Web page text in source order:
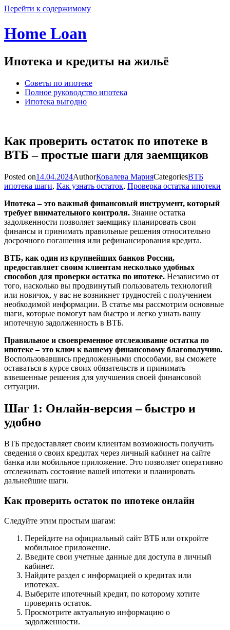
Перейти к содержимому
Home Loan
Ипотека и кредиты на жильё
Советы по ипотеке
Полное руководство ипотека
Ипотека выгодно
Как проверить остаток по ипотеке в
ВТБ – простые шаги для заемщиков
Posted on14.04.2024AuthorКовалева МарияCategoriesВТБ
ипотека шаги, Как узнать остаток, Проверка остатка ипотеки
Ипотека – это важный финансовый инструмент, который
требует внимательного контроля. Знание остатка
задолженности позволяет заемщику планировать свои
финансы и принимать правильные решения относительно
досрочного погашения или рефинансирования кредита.
ВТБ, как один из крупнейших банков России,
предоставляет своим клиентам несколько удобных
способов для проверки остатка по ипотеке. Независимо от
того, насколько вы продвинутый пользователь технологий
или новичок, у вас не возникнет трудностей с получением
необходимой информации. В статье мы рассмотрим основные
шаги, которые помогут вам быстро и легко узнать вашу
ипотечную задолженность в ВТБ.
Правильное и своевременное отслеживание остатка по
ипотеке – это ключ к вашему финансовому благополучию.
Воспользовавшись предложенными способами, вы сможете
оставаться в курсе своих обязательств и принимать
взвешенные решения для улучшения своей финансовой
ситуации.
Шаг 1: Онлайн-версия – быстро и
удобно
ВТБ предоставляет своим клиентам возможность получить
сведения о своих кредитах через личный кабинет на сайте
банка или мобильное приложение. Это позволяет оперативно
отслеживать состояние вашей ипотеки и планировать
дальнейшие шаги.
Как проверить остаток по ипотеке онлайн
Следуйте этим простым шагам:
Перейдите на официальный сайт ВТБ или откройте
мобильное приложение.
Введите свои учетные данные для доступа в личный
кабинет.
Найдите раздел с информацией о кредитах или
ипотеках.
Выберите ипотечный кредит, по которому хотите
проверить остаток.
Просмотрите актуальную информацию о
задолженности.